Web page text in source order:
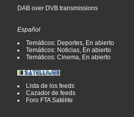
DAB over DVB transmissions
Español
Temáticos: Deportes, En abierto
Temáticos: Noticias, En abierto
Temáticos: Cinema, En abierto
Lista de los feeds
Cazador de feeds
Foro FTA Satélite